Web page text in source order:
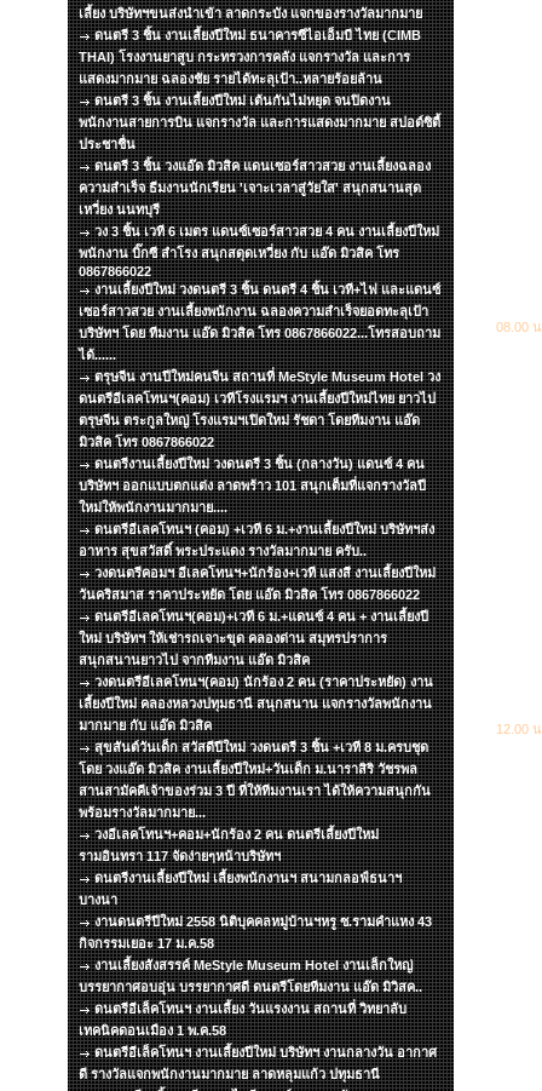
เลี้ยง บริษัทฯขนส่งนำเข้า ลาดกระบัง แจกของรางวัลมากมาย
ดนตรี 3 ชิ้น งานเลี้ยงปีใหม่ ธนาคารซีไอเอ็มบี ไทย (CIMB
THAI) โรงงานยาสูบ กระทรวงการคลัง แจกรางวัล และการ
แสดงมากมาย ฉลองชัย รายได้ทะลุเป้า..หลายร้อยล้าน
ดนตรี 3 ชิ้น งานเลี้ยงปีใหม่ เต้นกันไม่หยุด จนปิดงาน
พนักงานสายการบิน แจกรางวัล และการแสดงมากมาย สปอต์ซิตื้
ประชาชื่น
ดนตรี 3 ชิ้น วงแอ๊ด มิวสิค แดนเซอร์สาวสวย งานเลี้ยงฉลอง
ความสำเร็จ ธีมงานนักเรียน 'เจาะเวลาสู่วัยใส' สนุกสนานสุด
เหวี่ยง นนทบุรี
วง 3 ชิ้น เวที 6 เมตร แดนซ์เซอร์สาวสวย 4 คน งานเลี้ยงปีใหม่
พนักงาน บิ๊กซี สำโรง สนุกสดุดเหวี่ยง กับ แอ๊ด มิวสิค โทร
0867866022
งานเลี้ยงปีใหม่ วงดนตรี 3 ชิ้น ดนตรี 4 ชิ้น เวที+ไฟ และแดนซ์
เซอร์สาวสวย งานเลี้ยงพนักงาน ฉลองความสำเร็จยอดทะลุเป้า
บริษัทฯ โดย ทีมงาน แอ๊ด มิวสิค โทร 0867866022...โทรสอบถาม
ได้......
ตรุษจีน งานปีใหม่คนจีน สถานที่ MeStyle Museum Hotel วง
ดนตรีอีเลคโทนฯ(คอม) เวทีโรงแรมฯ งานเลี้ยงปีใหม่ไทย ยาวไป
ตรุษจีน ตระกูลใหญ่ โรงแรมฯเปิดใหม่ รัชดา โดยทีมงาน แอ๊ด
มิวสิค โทร 0867866022
ดนตรีงานเลี้ยงปีใหม่ วงดนตรี 3 ชิ้น (กลางวัน) แดนซ์ 4 คน
บริษัทฯ ออกแบบตกแต่ง ลาดพร้าว 101 สนุกเต็มที่แจกรางวัลปี
ใหม่ให้พนักงานมากมาย....
ดนตรีอีเลคโทนฯ (คอม) +เวที 6 ม.+งานเลี้ยงปีใหม่ บริษัทฯส่ง
อาหาร สุขสวัสดิ์ พระประแดง รางวัลมากมาย ครับ..
วงดนตรีคอมฯ อีเลคโทนฯ+นักร้อง+เวที แสงสี งานเลี้ยงปีใหม่
วันคริสมาส ราคาประหยัด โดย แอ๊ด มิวสิค โทร 0867866022
ดนตรีอีเลคโทนฯ(คอม)+เวที 6 ม.+แดนซ์ 4 คน + งานเลี้ยงปี
ใหม่ บริษัทฯ ให้เช่ารถเจาะขุด คลองด่าน สมุทรปราการ
สนุกสนานยาวไป จากทีมงาน แอ๊ด มิวสิค
วงดนตรีอีเลคโทนฯ(คอม) นักร้อง 2 คน (ราคาประหยัด) งาน
เลี้ยงปีใหม่ คลองหลวงปทุมธานี สนุกสนาน แจกรางวัลพนักงาน
มากมาย กับ แอ๊ด มิวสิค
สุขสันต์วันเด็ก สวัสดีปีใหม่ วงดนตรี 3 ชิ้น +เวที 8 ม.ครบชุด
โดย วงแอ๊ด มิวสิค งานเลี้ยงปีใหม่+วันเด็ก ม.นาราสิริ วัชรพล
สานสามัคคีเจ้าของร่วม 3 ปี ที่ให้ทีมงานเรา ได้ให้ความสนุกกัน
พร้อมรางวัลมากมาย...
วงอีเลคโทนฯ+คอม+นักร้อง 2 คน ดนตรีเลี้ยงปีใหม่
รามอินทรา 117 จัดง่ายๆหน้าบริษัทฯ
ดนตรีงานเลี้ยงปีใหม่ เลี้ยงพนักงานฯ สนามกลอฟ์ธนาฯ
บางนา
งานดนตรีปีใหม่ 2558 นิติบุคคลหมู่บ้านฯหรู ซ.รามคำแหง 43
กิจกรรมเยอะ 17 ม.ค.58
งานเลี้ยงสังสรรค์ MeStyle Museum Hotel งานเล็กใหญ่
บรรยากาศอบอุ่น บรรยากาศดี ดนตรีโดยทีมงาน แอ๊ด มิวิสค..
ดนตรีอีเล็คโทนฯ งานเลี้ยง วันแรงงาน สถานที่ วิทยาลับ
เทคนิคดอนเมือง 1 พ.ค.58
ดนตรีอีเล็คโทนฯ งานเลี้ยงปีใหม่ บริษัทฯ งานกลางวัน อากาศ
ดี รางวัลแจกพนักงานมากมาย ลาดหลุมแก้ว ปทุมธานี
08.00
12.00